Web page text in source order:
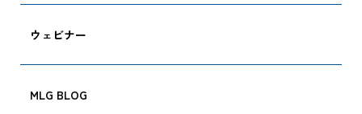
ウェビナー
MLG BLOG